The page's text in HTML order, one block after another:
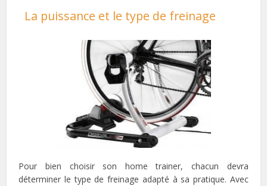
La puissance et le type de freinage
Pour bien choisir son home trainer, chacun devra
déterminer le type de freinage adapté à sa pratique. Avec